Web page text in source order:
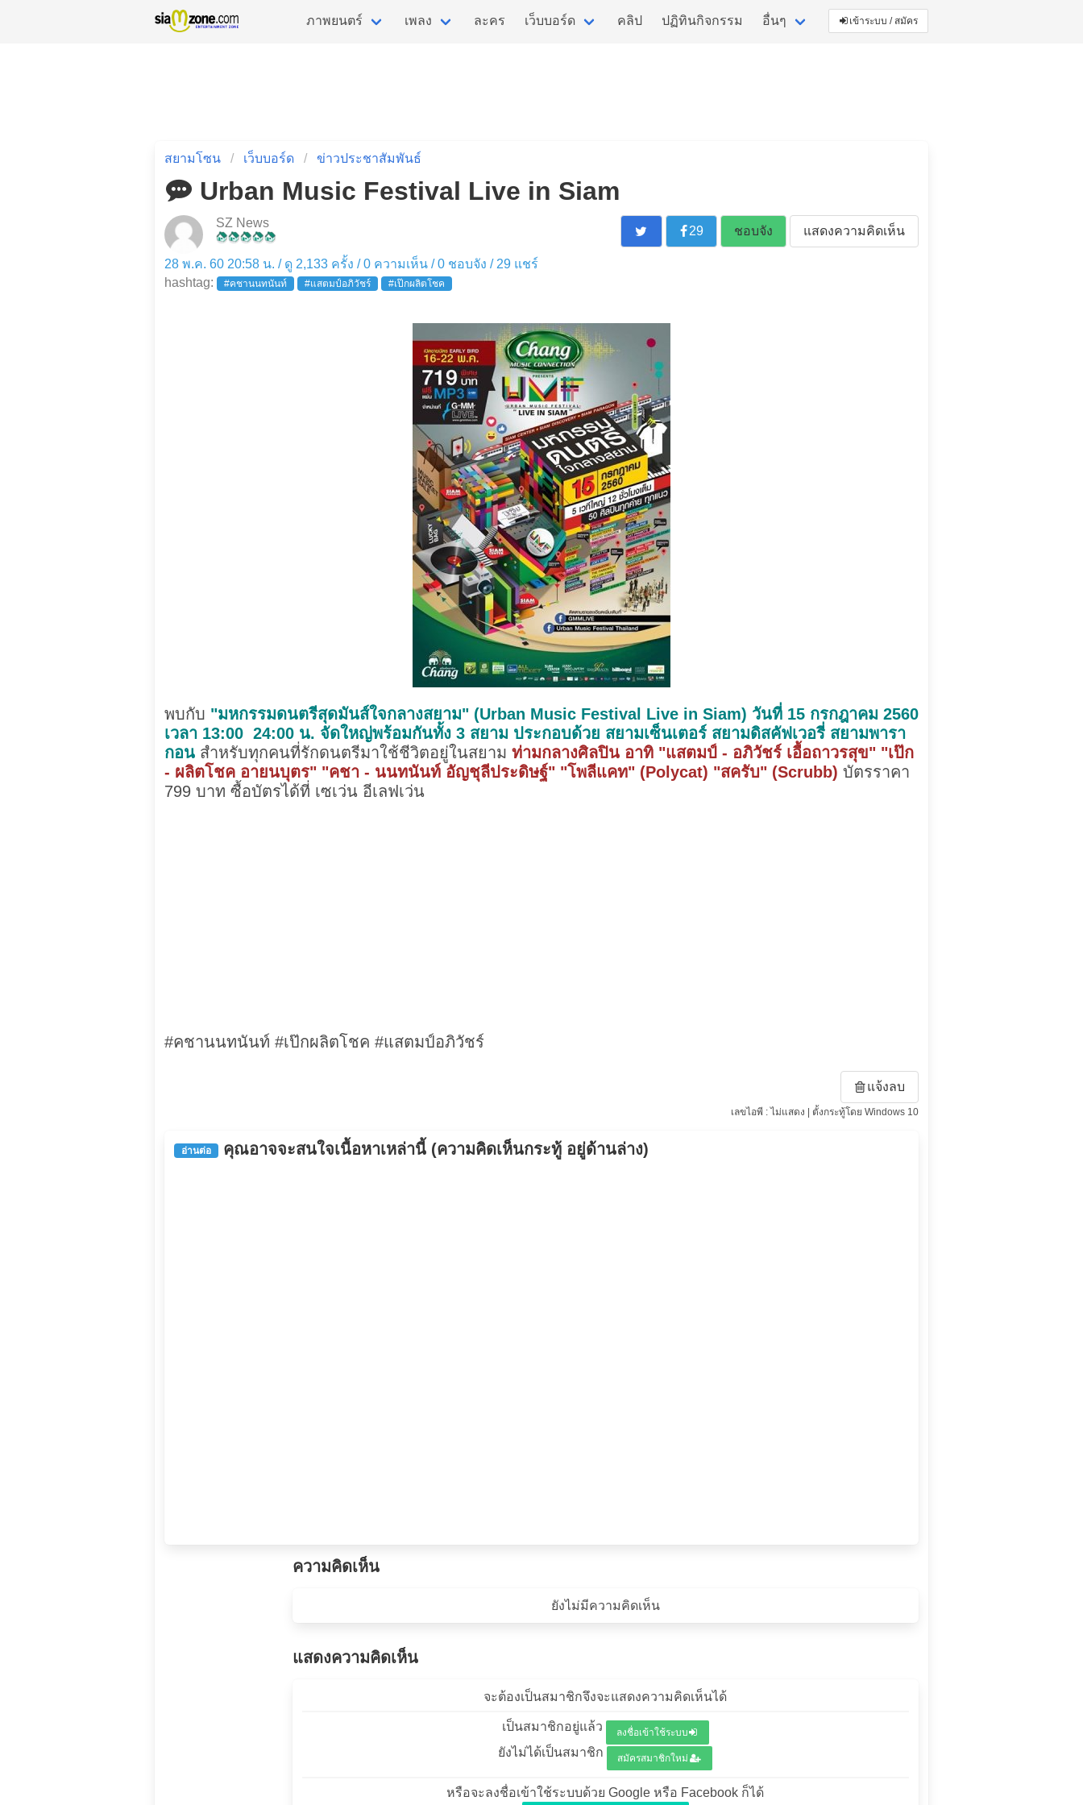
ภาพยนตร์ เพลง ละคร เว็บบอร์ด คลิป ปฏิทินกิจกรรม อื่นๆ เข้าระบบ / สมัคร
สยามโซน เว็บบอร์ด ข่าวประชาสัมพันธ์
Urban Music Festival Live in Siam
SZ News
29 ชอบจัง แสดงความคิดเห็น
28 พ.ค. 60 20:58 น. / ดู 2,133 ครั้ง / 0 ความเห็น /0 ชอบจัง / 29 แชร์
hashtag:
#คชานนทนันท์ #แสตมป์อภิวัชร์ #เป๊กผลิตโชค
พบกับ "มหกรรมดนตรีสุดมันส์ใจกลางสยาม" (Urban Music Festival Live in Siam) วันที่ 15 กรกฎาคม 2560
เวลา 13:00  24:00 น. จัดใหญ่พร้อมกันทั้ง 3 สยาม ประกอบด้วย สยามเซ็นเตอร์ สยามดิสคัฟเวอรี่ สยามพารา
กอน สำหรับทุกคนที่รักดนตรีมาใช้ชีวิตอยู่ในสยาม ท่ามกลางศิลปิน อาทิ "แสตมป์ - อภิวัชร์ เอื้อถาวรสุข" "เป๊ก
- ผลิตโชค อายนบุตร" "คชา - นนทนันท์ อัญชุลีประดิษฐ์" "โพลีแคท" (Polycat) "สครับ" (Scrubb) บัตรราคา
799 บาท ซื้อบัตรได้ที่ เซเว่น อีเลฟเว่น
#คชานนทนันท์ #เป๊กผลิตโชค #แสตมป์อภิวัชร์
แจ้งลบ
เลขไอพี : ไม่แสดง | ตั้งกระทู้โดย Windows 10
อ่านต่อ คุณอาจจะสนใจเนื้อหาเหล่านี้ (ความคิดเห็นกระทู้ อยู่ด้านล่าง)
ความคิดเห็น
ยังไม่มีความคิดเห็น
แสดงความคิดเห็น
จะต้องเป็นสมาชิกจึงจะแสดงความคิดเห็นได้
เป็นสมาชิกอยู่แล้ว ลงชื่อเข้าใช้ระบบ
ยังไม่ได้เป็นสมาชิก สมัครสมาชิกใหม่
หรือจะลงชื่อเข้าใช้ระบบด้วย Google หรือ Facebook ก็ได้